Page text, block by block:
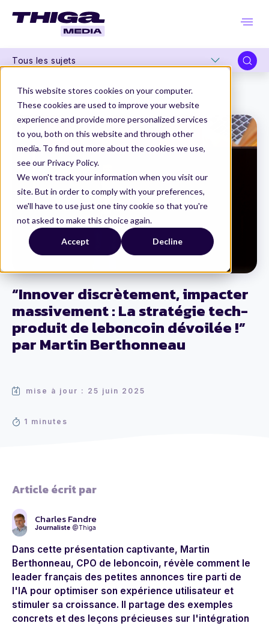
This website stores cookies on your computer.
These cookies are used to improve your website
experience and provide more personalized services
to you, both on this website and through other
media. To find out more about the cookies we use,
see our Privacy Policy.
We won't track your information when you visit our
site. But in order to comply with your preferences,
we'll have to use just one tiny cookie so that you're
not asked to make this choice again.
Accept Decline
Tous les sujets
“Innover discrètement, impacter
massivement : La stratégie tech-
produit de leboncoin dévoilée !”
par Martin Berthonneau
mise à jour : 25 juin 2025
1 minutes
Thiga Media
La Product Conf
Article écrit par
Charles Fandre
Journaliste @Thiga
Dans cette présentation captivante, Martin
Berthonneau, CPO de leboncoin, révèle comment le
leader français des petites annonces tire parti de
l'IA pour optimiser son expérience utilisateur et
stimuler sa croissance. Il partage des exemples
concrets et des leçons précieuses sur l'intégration